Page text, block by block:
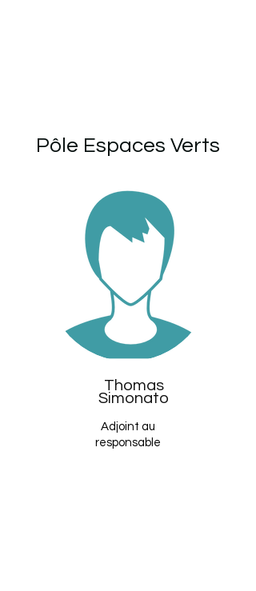
Pôle Espaces Verts
Thomas
Simonato
Adjoint au
responsable